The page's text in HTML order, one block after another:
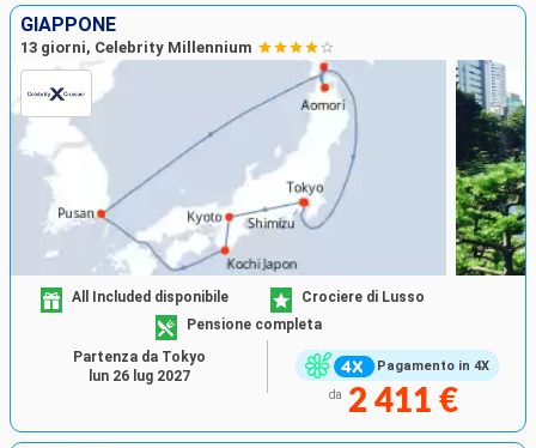
GIAPPONE
13 giorni, Celebrity Millennium
Pagamento in 4X
All Included disponibile
Crociere di Lusso
Pensione completa
da 2 411 €
Partenza da Tokyo
lun 26 lug 2027